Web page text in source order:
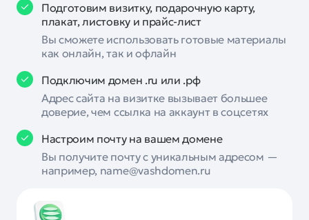
Подготовим визитку, подарочную карту,
плакат, листовку и прайс-лист
Вы сможете использовать готовые материалы
как онлайн, так и офлайн
Подключим домен .ru или .рф
Адрес сайта на визитке вызывает большее
доверие, чем ссылка на аккаунт в соцсетях
Настроим почту на вашем домене
Вы получите почту с уникальным адресом —
например, name@vashdomen.ru